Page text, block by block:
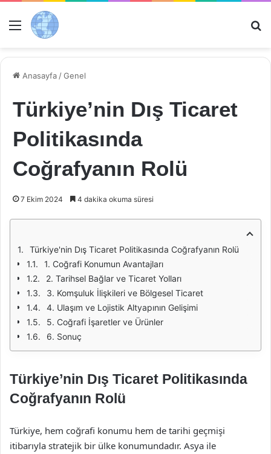
Menü
Anasayfa /Genel
Türkiye’nin Dış Ticaret
Politikasında
Coğrafyanın Rolü
7 Ekim 2024 4 dakika okuma süresi
Türkiye'nin Dış Ticaret Politikasında Coğrafyanın Rolü
1. Coğrafi Konumun Avantajları
2. Tarihsel Bağlar ve Ticaret Yolları
3. Komşuluk İlişkileri ve Bölgesel Ticaret
4. Ulaşım ve Lojistik Altyapının Gelişimi
5. Coğrafi İşaretler ve Ürünler
6. Sonuç
Türkiye’nin Dış Ticaret Politikasında
Coğrafyanın Rolü
Türkiye, hem coğrafi konumu hem de tarihi geçmişi
itibarıyla stratejik bir ülke konumundadır. Asya ile